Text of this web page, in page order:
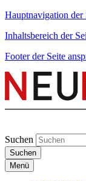
Hauptnavigation der
Inhaltsbereich der
Footer der Seite
Suchen
Suchen
Menü